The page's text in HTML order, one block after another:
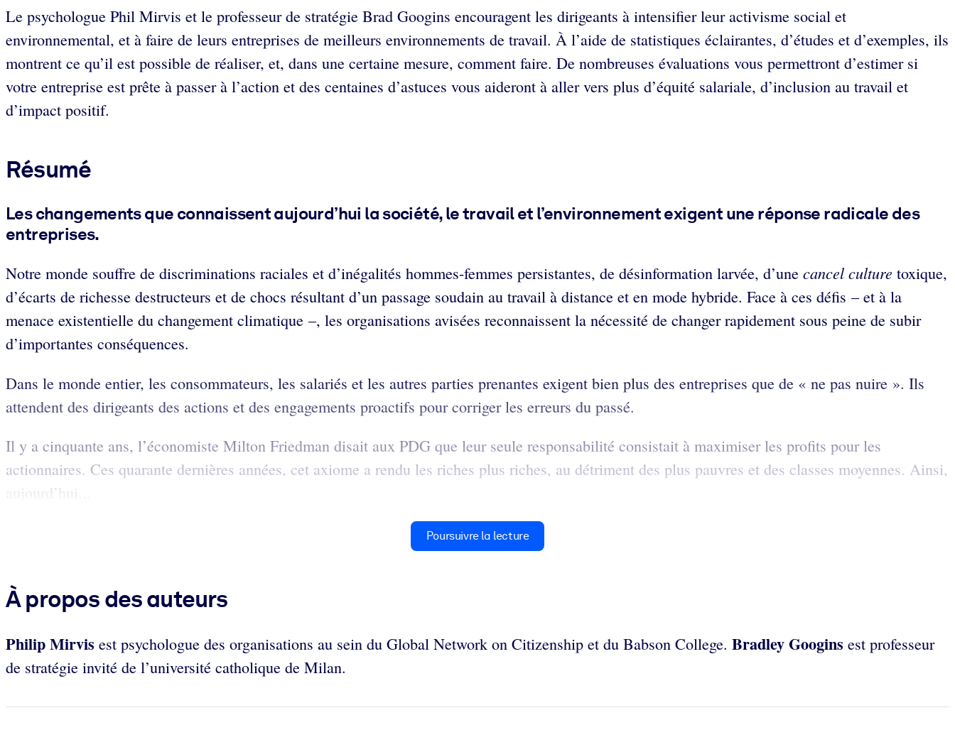
Le psychologue Phil Mirvis et le professeur de stratégie Brad Googins encouragent les dirigeants à intensifier leur activisme social et
environnemental, et à faire de leurs entreprises de meilleurs environnements de travail. À l’aide de statistiques éclairantes, d’études et d’exemples, ils
montrent ce qu’il est possible de réaliser, et, dans une certaine mesure, comment faire. De nombreuses évaluations vous permettront d’estimer si
votre entreprise est prête à passer à l’action et des centaines d’astuces vous aideront à aller vers plus d’équité salariale, d’inclusion au travail et
d’impact positif.
Résumé
Les changements que connaissent aujourd’hui la société, le travail et l’environnement exigent une réponse radicale des
entreprises.
Notre monde souffre de discriminations raciales et d’inégalités hommes-femmes persistantes, de désinformation larvée, d’une cancel culture toxique,
d’écarts de richesse destructeurs et de chocs résultant d’un passage soudain au travail à distance et en mode hybride. Face à ces défis – et à la
menace existentielle du changement climatique –, les organisations avisées reconnaissent la nécessité de changer rapidement sous peine de subir
d’importantes conséquences.
Dans le monde entier, les consommateurs, les salariés et les autres parties prenantes exigent bien plus des entreprises que de « ne pas nuire ». Ils
attendent des dirigeants des actions et des engagements proactifs pour corriger les erreurs du passé.
Il y a cinquante ans, l’économiste Milton Friedman disait aux PDG que leur seule responsabilité consistait à maximiser les profits pour les
actionnaires. Ces quarante dernières années, cet axiome a rendu les riches plus riches, au détriment des plus pauvres et des classes moyennes. Ainsi,
aujourd’hui...
Poursuivre la lecture
À propos des auteurs
Philip Mirvis est psychologue des organisations au sein du Global Network on Citizenship et du Babson College. Bradley Googins est professeur
de stratégie invité de l’université catholique de Milan.